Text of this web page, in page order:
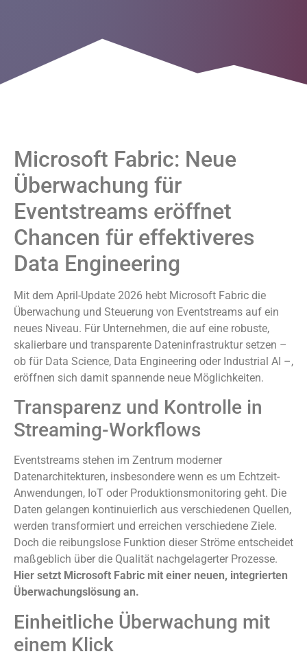
Microsoft Fabric: Neue
Überwachung für
Eventstreams eröffnet
Chancen für effektiveres
Data Engineering
Mit dem April-Update 2026 hebt Microsoft Fabric die
Überwachung und Steuerung von Eventstreams auf ein
neues Niveau. Für Unternehmen, die auf eine robuste,
skalierbare und transparente Dateninfrastruktur setzen –
ob für Data Science, Data Engineering oder Industrial AI –,
eröffnen sich damit spannende neue Möglichkeiten.
Transparenz und Kontrolle in
Streaming-Workflows
Eventstreams stehen im Zentrum moderner
Datenarchitekturen, insbesondere wenn es um Echtzeit-
Anwendungen, IoT oder Produktionsmonitoring geht. Die
Daten gelangen kontinuierlich aus verschiedenen Quellen,
werden transformiert und erreichen verschiedene Ziele.
Doch die reibungslose Funktion dieser Ströme entscheidet
maßgeblich über die Qualität nachgelagerter Prozesse.
Hier setzt Microsoft Fabric mit einer neuen, integrierten
Überwachungslösung an.
Einheitliche Überwachung mit
einem Klick